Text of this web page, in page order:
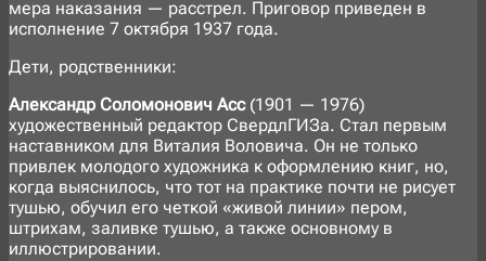
мера наказания — расстрел. Приговор приведен в
исполнение 7 октября 1937 года.
Дети, родственники:
Александр Соломонович Асс(1901 — 1976)
художественный редактор СвердлГИЗа. Стал первым
наставником для Виталия Воловича. Он не только
привлек молодого художника к оформлению книг, но,
когда выяснилось, что тот на практике почти не рисует
тушью, обучил его четкой «живой линии» пером,
штрихам, заливке тушью, а также основному в
иллюстрировании.